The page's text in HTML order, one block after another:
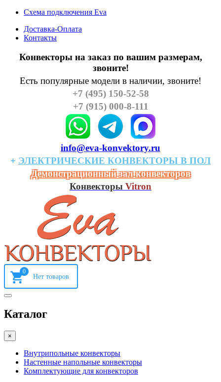
Схема подключения Eva
Доставка-Оплата
Контакты
Конвекторы на заказ по вашим размерам,
звоните!
Есть популярные модели в наличии, звоните!
+7 (495) 150-52-58
+7 (915) 000-8-111
info@eva-konvektory.ru
+ ЭЛЕКТРИЧЕСКИЕ КОHВЕКТОРЫ В ПОЛ
Демонстрационный зал конвекторов
Конвекторы Vitron
0
Каталог
×
Внутрипольные конвекторы
Настенные напольные конвекторы
Комплектующие для конвекторов